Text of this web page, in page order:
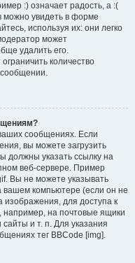
:) означает радость, а :(
можно увидеть в форме
используя их: они легко
может
удалить его.
количество
сообщении.
сообщениях. Если
вы можете загрузить
должны указать ссылку на
веб-сервере. Пример
Вы не можете указывать
компьютере (если он не
для доступа к
например, на почтовые ящики
и т. п. Для указания
тег BBCode [img].